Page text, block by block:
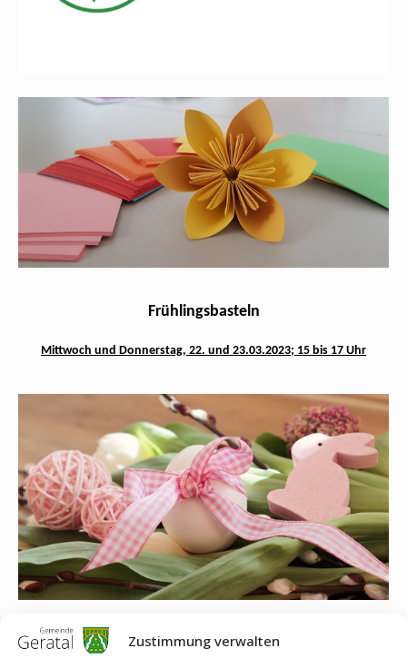
Zustimmung verwalten
Frühlingsbasteln
Mittwoch und Donnerstag, 22. und 23.03.2023; 15 bis 17 Uhr
Osterbasteln